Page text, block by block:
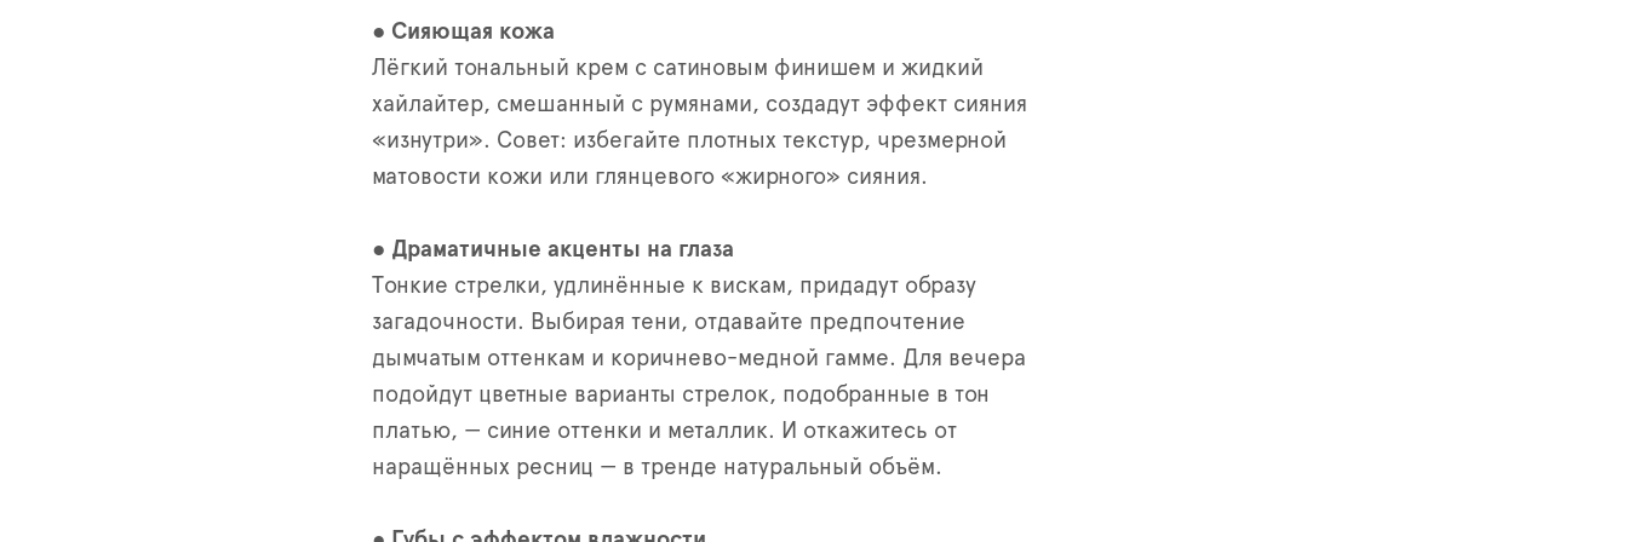
● Сияющая кожа
Лёгкий тональный крем с сатиновым финишем и жидкий
хайлайтер, смешанный с румянами, создадут эффект сияния
«изнутри». Совет: избегайте плотных текстур, чрезмерной
матовости кожи или глянцевого «жирного» сияния.
● Драматичные акценты на глаза
Тонкие стрелки, удлинённые к вискам, придадут образу
загадочности. Выбирая тени, отдавайте предпочтение
дымчатым оттенкам и коричнево-медной гамме. Для вечера
подойдут цветные варианты стрелок, подобранные в тон
платью, — синие оттенки и металлик. И откажитесь от
наращённых ресниц — в тренде натуральный объём.